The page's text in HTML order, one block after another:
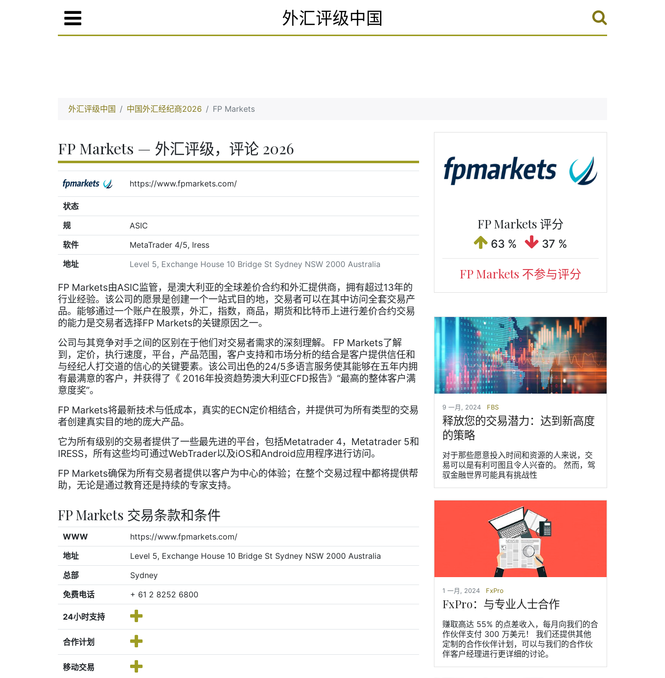
外汇评级中国
外汇评级中国 中国外汇经纪商2026 FP Markets
FP Markets — 外汇评级，评论 2026
https://www.fpmarkets.com/
状态
规
ASIC
软件
MetaTrader 4/5, Iress
地址
Level 5, Exchange House 10 Bridge St Sydney NSW 2000 Australia
FP Markets由ASIC监管，是澳大利亚的全球差价合约和外汇提供商，拥有超过13年的
行业经验。该公司的愿景是创建一个一站式目的地，交易者可以在其中访问全套交易产
品。能够通过一个账户在股票，外汇，指数，商品，期货和比特币上进行差价合约交易
的能力是交易者选择FP Markets的关键原因之一。
公司与其竞争对手之间的区别在于他们对交易者需求的深刻理解。 FP Markets了解
到，定价，执行速度，平台，产品范围，客户支持和市场分析的结合是客户提供信任和
与经纪人打交道的信心的关键要素。该公司出色的24/5多语言服务使其能够在五年内拥
有最满意的客户，并获得了《 2016年投资趋势澳大利亚CFD报告》“最高的整体客户满
意度奖”。
FP Markets将最新技术与低成本，真实的ECN定价相结合，并提供可为所有类型的交易
者创建真实目的地的庞大产品。
它为所有级别的交易者提供了一些最先进的平台，包括Metatrader 4，Metatrader 5和
IRESS，所有这些均可通过WebTrader以及iOS和Android应用程序进行访问。
FP Markets确保为所有交易者提供以客户为中心的体验；在整个交易过程中都将提供帮
助，无论是通过教育还是持续的专家支持。
FP Markets 交易条款和条件
WWW
https://www.fpmarkets.com/
地址
Level 5, Exchange House 10 Bridge St Sydney NSW 2000 Australia
总部
Sydney
免费电话
+ 61 2 8252 6800
24小时支持
合作计划
移动交易
FP Markets 评分
63 % 37 %
FP Markets 不参与评分
9 一月, 2024 FBS
释放您的交易潜力：达到新高度
的策略
对于那些愿意投入时间和资源的人来说，交
易可以是有利可图且令人兴奋的。 然而，驾
驭金融世界可能具有挑战性
1 一月, 2024 FxPro
FxPro：与专业人士合作
赚取高达 55% 的点差收入，每月向我们的合
作伙伴支付 300 万美元！ 我们还提供其他
定制的合作伙伴计划，可以与我们的合作伙
伴客户经理进行更详细的讨论。